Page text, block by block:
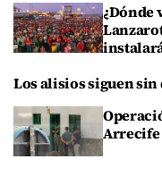
¿Dónde
Los alisios siguen
Arrecife